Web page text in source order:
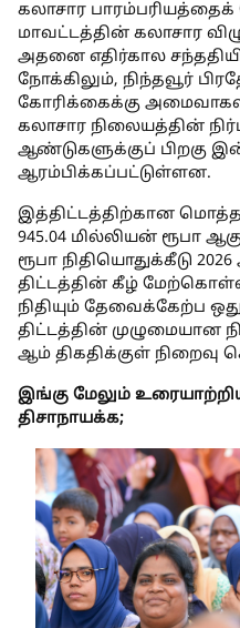
கலாசார
மாவட்டத்தின் கலாசார
அதனை எதிர்கால
நோக்கிலும், நிந்தவூர்
கோரிக்கைக்கு
கலாசார நிலையத்தின்
ஆண்டுகளுக்குப் பிறகு
ஆரம்பிக்கப்பட்டுள்ளன.
இத்திட்டத்திற்கான
945.04 மில்லியன் ரூபா
ரூபா நிதியொதுக்கீடு
திட்டத்தின் கீழ்
நிதியும் தேவைக்கேற்ப
திட்டத்தின் முழுமையான
ஆம் திகதிக்குள் நிறைவு
இங்கு மேலும்
திசாநாயக்க;